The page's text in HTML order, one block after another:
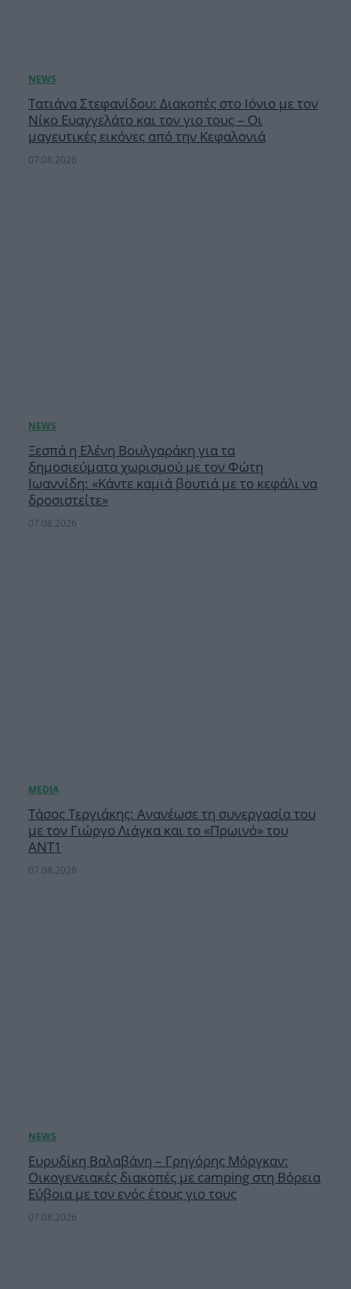
Τατιάνα Στεφανίδου: Διακοπές στο Ιόνιο με τον
Νίκο Ευαγγελάτο και τον γιο τους – Οι
μαγευτικές εικόνες από την Κεφαλονιά
07.08.2026
Ξεσπά η Ελένη Βουλγαράκη για τα
δημοσιεύματα χωρισμού με τον Φώτη
Ιωαννίδη: «Κάντε καμιά βουτιά με το κεφάλι να
δροσιστείτε»
07.08.2026
Τάσος Τεργιάκης: Ανανέωσε τη συνεργασία του
με τον Γιώργο Λιάγκα και το «Πρωινό» του
ΑΝΤ1
07.08.2026
Ευρυδίκη Βαλαβάνη – Γρηγόρης Μόργκαν:
Οικογενειακές διακοπές με camping στη Βόρεια
Εύβοια με τον ενός έτους γιο τους
07.08.2026